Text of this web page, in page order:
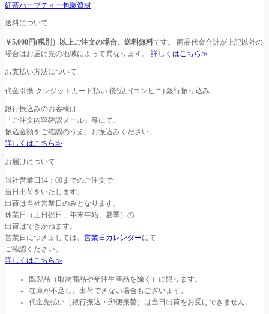
紅茶ハーブティー包装資材
送料について
￥5,000円(税別）以上ご注文の場合、送料無料です。 商品代金合計が上記以外の
場合はお届け先の地域によって異なります。
詳しくはこちら≫
お支払い方法について
代金引換 クレジットカード払い 後払い(コンビニ) 銀行振り込み
銀行振込みのお客様は
「ご注文内容確認メール」等にて、
振込金額をご確認のうえ、お振込みください。
詳しくはこちら≫
お届けについて
当社営業日14：00までのご注文で
当日出荷をいたします。
出荷は当社営業日のみとなります。
休業日（土日祝日、年末年始、夏季）の
出荷はできかねます。
営業日につきましては、 営業日カレンダーにて
ご確認ください。
詳しくはこちら≫
既製品（取次商品や受注生産品を除く）に限ります。
在庫が不足し、出荷できない場合もございます。
代金先払い（銀行振込・郵便振替）は当日出荷をお受けできません。